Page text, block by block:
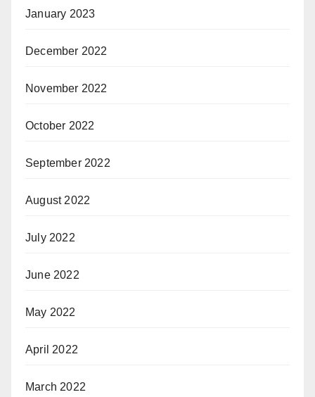
January 2023
December 2022
November 2022
October 2022
September 2022
August 2022
July 2022
June 2022
May 2022
April 2022
March 2022